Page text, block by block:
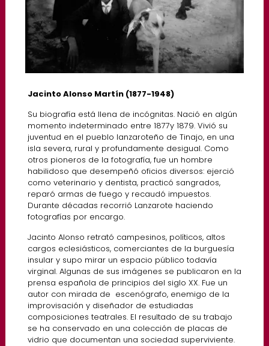
Jacinto Alonso Martín (1877-1948)
Su biografía está llena de incógnitas. Nació en algún
momento indeterminado entre 1877y 1879. Vivió su
juventud en el pueblo lanzaroteño de Tinajo, en una
isla severa, rural y profundamente desigual. Como
otros pioneros de la fotografía, fue un hombre
habilidoso que desempeñó oficios diversos: ejerció
como veterinario y dentista, practicó sangrados,
reparó armas de fuego y recaudó impuestos.
Durante décadas recorrió Lanzarote haciendo
fotografías por encargo.
Jacinto Alonso retrató campesinos, políticos, altos
cargos eclesiásticos, comerciantes de la burguesía
insular y supo mirar un espacio público todavía
virginal. Algunas de sus imágenes se publicaron en la
prensa española de principios del siglo XX. Fue un
autor con mirada de escenógrafo, enemigo de la
improvisación y diseñador de estudiadas
composiciones teatrales. El resultado de su trabajo
se ha conservado en una colección de placas de
vidrio que documentan una sociedad superviviente.